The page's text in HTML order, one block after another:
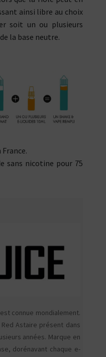
ainsi libre au choix
soit un ou plusieurs
la base neutre.
sans nicotine pour 75
connue mondialement.
Astaire présent dans
années. Marque en
dorénavant chaque e-